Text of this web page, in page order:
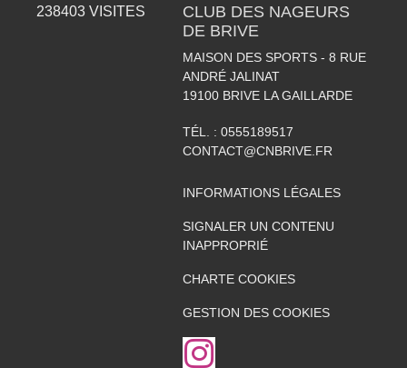
238403 VISITES
CLUB DES NAGEURS
DE BRIVE
MAISON DES SPORTS - 8 RUE
ANDRÉ JALINAT
19100 BRIVE LA GAILLARDE
TÉL. : 0555189517
CONTACT@CNBRIVE.FR
INFORMATIONS LÉGALES
SIGNALER UN CONTENU
INAPPROPRIÉ
CHARTE COOKIES
GESTION DES COOKIES